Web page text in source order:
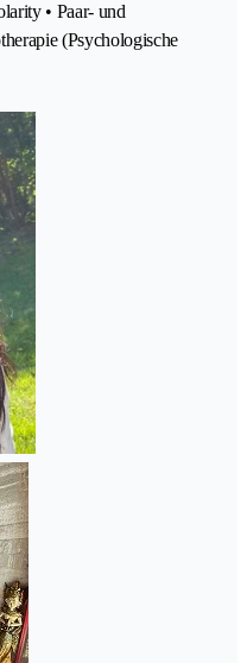
• Paar- und
(Psychologische